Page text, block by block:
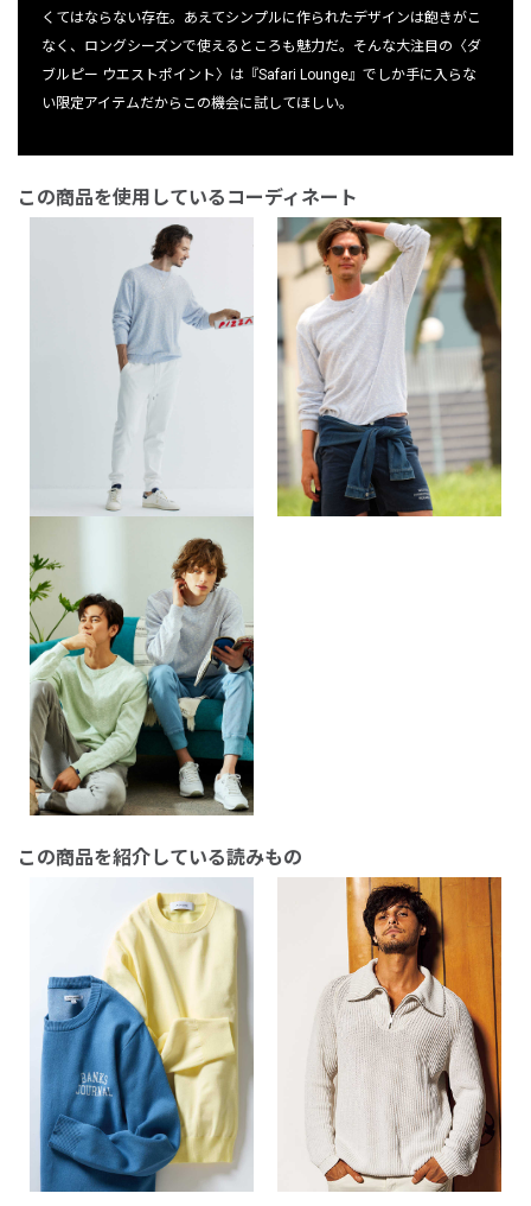
くてはならない存在。あえてシンプルに作られたデザインは飽きがこ
なく、ロングシーズンで使えるところも魅力だ。そんな大注目の〈ダ
ブルピー ウエストポイント〉は『Safari Lounge』でしか手に入らな
い限定アイテムだからこの機会に試してほしい。
この商品を使用しているコーディネート
この商品を紹介している読みもの